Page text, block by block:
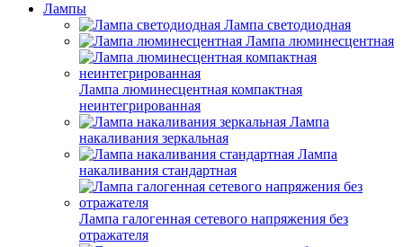
Лампы
Лампа светодиодная
Лампа люминесцентная
Лампа люминесцентная компактная
неинтегрированная
Лампа
накаливания зеркальная
Лампа
накаливания стандартная
Лампа галогенная сетевого напряжения без
отражателя